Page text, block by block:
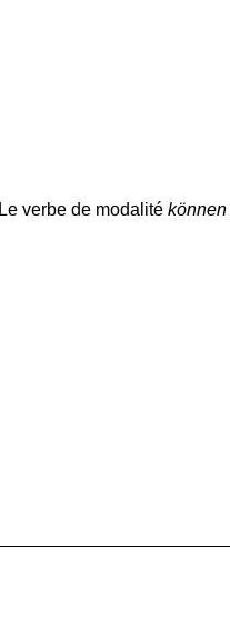
Le verbe de modalité können